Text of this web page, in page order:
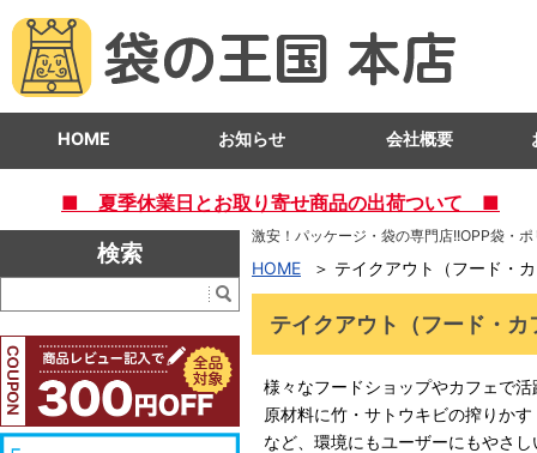
HOME お知らせ 会社概要
■ 夏季休業日とお取り寄せ商品の出荷ついて ■
激安！パッケージ・袋の専門店!!OPP袋・
HOME テイクアウト（フード・
テイクアウト（フード・カ
様々なフードショップやカフェで
原材料に竹・サトウキビの搾りか
など、環境にもユーザーにもやさ
検索